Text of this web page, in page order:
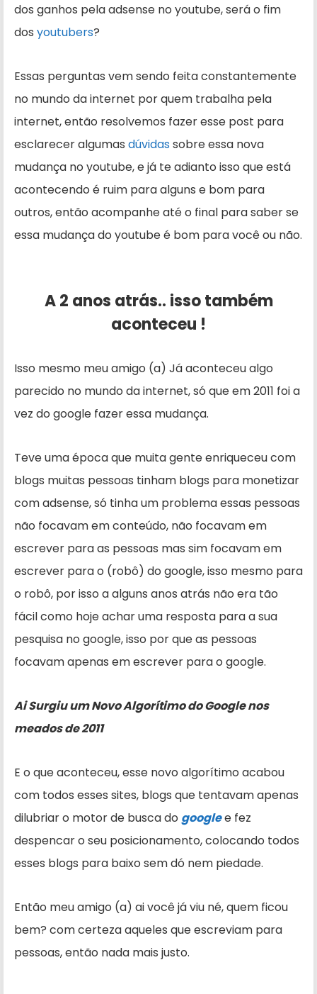
dos ganhos pela adsense no youtube, será o fim
dos youtubers?
Essas perguntas vem sendo feita constantemente
no mundo da internet por quem trabalha pela
internet, então resolvemos fazer esse post para
esclarecer algumas dúvidas sobre essa nova
mudança no youtube, e já te adianto isso que está
acontecendo é ruim para alguns e bom para
outros, então acompanhe até o final para saber se
essa mudança do youtube é bom para você ou não.
A 2 anos atrás.. isso também
aconteceu !
Isso mesmo meu amigo (a) Já aconteceu algo
parecido no mundo da internet, só que em 2011 foi a
vez do google fazer essa mudança.
Teve uma época que muita gente enriqueceu com
blogs muitas pessoas tinham blogs para monetizar
com adsense, só tinha um problema essas pessoas
não focavam em conteúdo, não focavam em
escrever para as pessoas mas sim focavam em
escrever para o (robô) do google, isso mesmo para
o robô, por isso a alguns anos atrás não era tão
fácil como hoje achar uma resposta para a sua
pesquisa no google, isso por que as pessoas
focavam apenas em escrever para o google.
Ai Surgiu um Novo Algorítimo do Google nos
meados de 2011
E o que aconteceu, esse novo algorítimo acabou
com todos esses sites, blogs que tentavam apenas
dilubriar o motor de busca do googlee fez
despencar o seu posicionamento, colocando todos
esses blogs para baixo sem dó nem piedade.
Então meu amigo (a) ai você já viu né, quem ficou
bem? com certeza aqueles que escreviam para
pessoas, então nada mais justo.